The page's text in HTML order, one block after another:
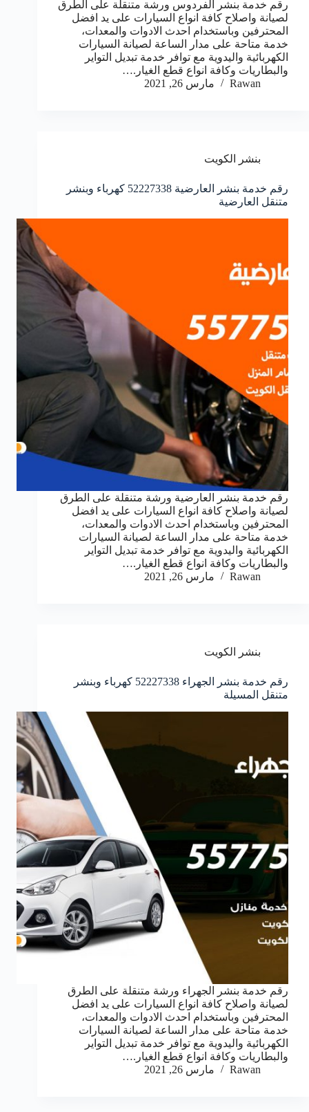
رقم خدمة بنشر الفردوس ورشة متنقلة على الطرق
لصيانة واصلاح كافة انواع السيارات على يد افضل
المحترفين وباستخدام احدث الادوات والمعدات،
خدمة متاحة على مدار الساعة لصيانة السيارات
الكهربائية واليدوية مع توافر خدمة تبديل التواير
والبطاريات وكافة انواع قطع الغيار.…
Rawan
مارس 26, 2021
بنشر الكويت
رقم خدمة بنشر العارضية 52227338 كهرباء وبنشر
متنقل العارضية
رقم خدمة بنشر العارضية ورشة متنقلة على الطرق
لصيانة واصلاح كافة انواع السيارات على يد افضل
المحترفين وباستخدام احدث الادوات والمعدات،
خدمة متاحة على مدار الساعة لصيانة السيارات
الكهربائية واليدوية مع توافر خدمة تبديل التواير
والبطاريات وكافة انواع قطع الغيار.…
Rawan
مارس 26, 2021
بنشر الكويت
رقم خدمة بنشر الجهراء 52227338 كهرباء وبنشر
متنقل المسيلة
رقم خدمة بنشر الجهراء ورشة متنقلة على الطرق
لصيانة واصلاح كافة انواع السيارات على يد افضل
المحترفين وباستخدام احدث الادوات والمعدات،
خدمة متاحة على مدار الساعة لصيانة السيارات
الكهربائية واليدوية مع توافر خدمة تبديل التواير
والبطاريات وكافة انواع قطع الغيار.…
Rawan
مارس 26, 2021